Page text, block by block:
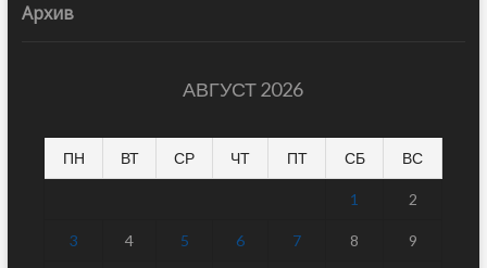
Архив
АВГУСТ 2026
ПН ВТ СР ЧТ ПТ СБ ВС
1 2
3 4 5 6 7 8 9